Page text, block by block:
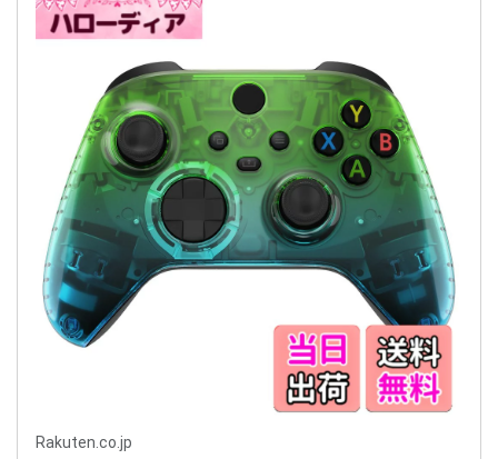
Rakuten.co.jp